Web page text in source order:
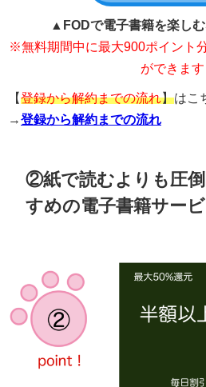
▲FODで電子書籍を楽し
※無料期間中に最大900ポイント
ができます
【登録から解約までの流れ】はこ
→登録から解約までの流れ
②紙で読むよりも圧
すめの電子書籍サー